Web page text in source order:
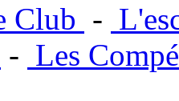
Club -
- Les